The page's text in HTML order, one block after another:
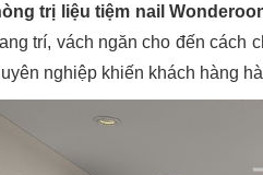
trị liệu tiệm nail
trí, vách ngăn cho đến cách
nghiệp khiến khách hàng